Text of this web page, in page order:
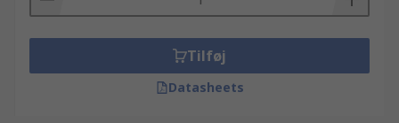
Tilføj
Datasheets